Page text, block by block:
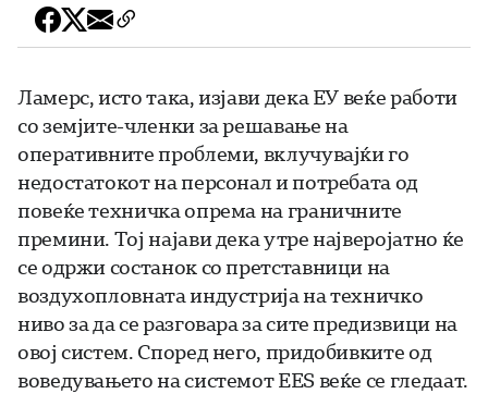
Ламерс, исто така, изјави дека ЕУ веќе работи
со земјите-членки за решавање на
оперативните проблеми, вклучувајќи го
недостатокот на персонал и потребата од
повеќе техничка опрема на граничните
премини. Тој најави дека утре најверојатно ќе
се одржи состанок со претставници на
воздухопловната индустрија на техничко
ниво за да се разговара за сите предизвици на
овој систем. Според него, придобивките од
воведувањето на системот EES веќе се гледаат.